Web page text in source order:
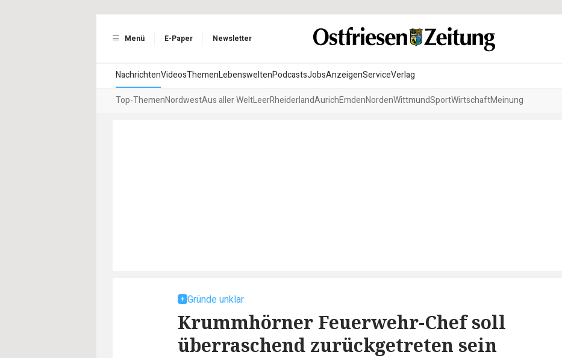
Menü E-Paper Newsletter
NachrichtenVideosThemenLebensweltenPodcastsJobsAnzeigenServiceVerlag
Top-ThemenNordwestAus aller WeltLeerRheiderlandAurichEmdenNordenWittmundSportWirtschaftMeinung
Gründe unklar
Krummhörner Feuerwehr-Chef soll
überraschend zurückgetreten sein